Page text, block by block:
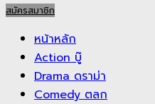
สมัครสมาชิก
หน้าหลัก
Action บู๊
Drama ดราม่า
Comedy ตลก